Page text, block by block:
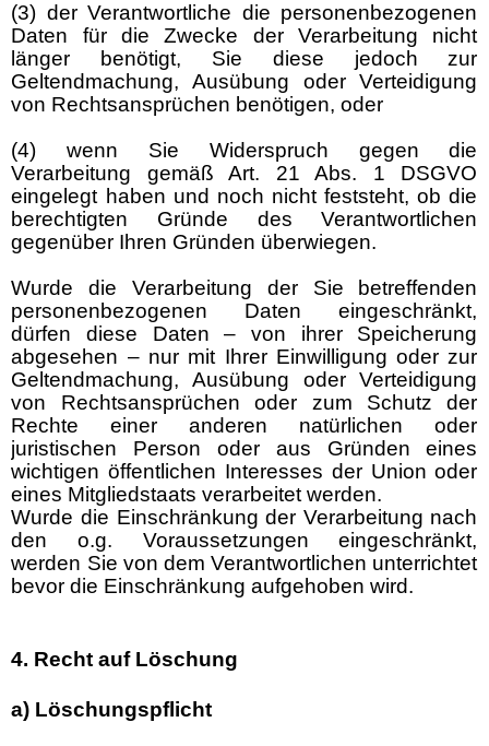
(3) der Verantwortliche die personenbezogenen
Daten für die Zwecke der Verarbeitung nicht
länger benötigt, Sie diese jedoch zur
Geltendmachung, Ausübung oder Verteidigung
von Rechtsansprüchen benötigen, oder
(4) wenn Sie Widerspruch gegen die
Verarbeitung gemäß Art. 21 Abs. 1 DSGVO
eingelegt haben und noch nicht feststeht, ob die
berechtigten Gründe des Verantwortlichen
gegenüber Ihren Gründen überwiegen.
Wurde die Verarbeitung der Sie betreffenden
personenbezogenen Daten eingeschränkt,
dürfen diese Daten – von ihrer Speicherung
abgesehen – nur mit Ihrer Einwilligung oder zur
Geltendmachung, Ausübung oder Verteidigung
von Rechtsansprüchen oder zum Schutz der
Rechte einer anderen natürlichen oder
juristischen Person oder aus Gründen eines
wichtigen öffentlichen Interesses der Union oder
eines Mitgliedstaats verarbeitet werden.
Wurde die Einschränkung der Verarbeitung nach
den o.g. Voraussetzungen eingeschränkt,
werden Sie von dem Verantwortlichen unterrichtet
bevor die Einschränkung aufgehoben wird.
4. Recht auf Löschung
a) Löschungspflicht